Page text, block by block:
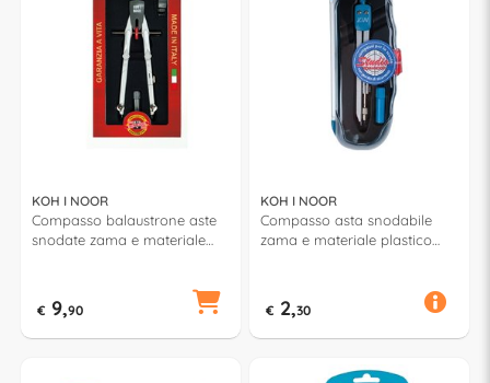
KOH I NOOR
Compasso balaustrone aste
snodate zama e materiale
€ 9,90
KOH I NOOR
Compasso asta snodabile
zama e materiale plastico
€ 2,30